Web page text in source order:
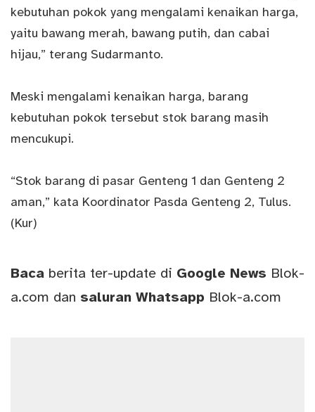
kebutuhan pokok yang mengalami kenaikan harga,
yaitu bawang merah, bawang putih, dan cabai
hijau,” terang Sudarmanto.
Meski mengalami kenaikan harga, barang
kebutuhan pokok tersebut stok barang masih
mencukupi.
“Stok barang di pasar Genteng 1 dan Genteng 2
aman,” kata Koordinator Pasda Genteng 2, Tulus.
(Kur)
Baca berita ter-update di Google News Blok-
a.com dan saluran Whatsapp Blok-a.com